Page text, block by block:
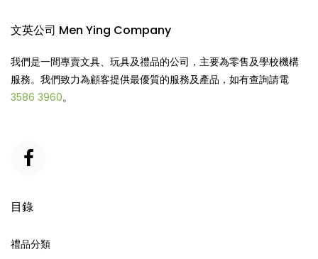
文英公司 Men Ying Company
我們是一間專賣文具、玩具及禮品的公司，主要為零售及學校機構
服務。我們致力為顧客提供最優質的服務及產品，如有查詢請電
3586 3960。
目錄
禮品分類